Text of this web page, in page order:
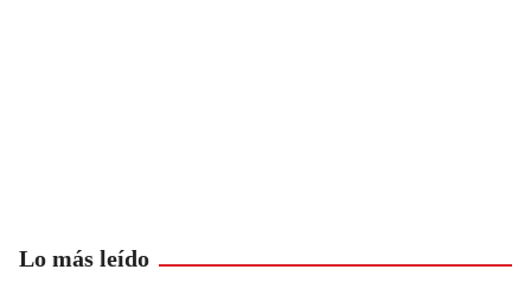
Lo más leído